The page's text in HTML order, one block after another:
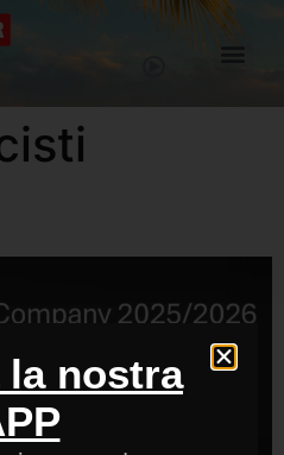
la nostra